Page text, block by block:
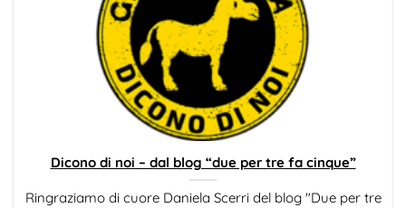
Dicono di noi – dal blog “due per tre fa cinque”
Ringraziamo di cuore Daniela Scerri del blog "Due per tre